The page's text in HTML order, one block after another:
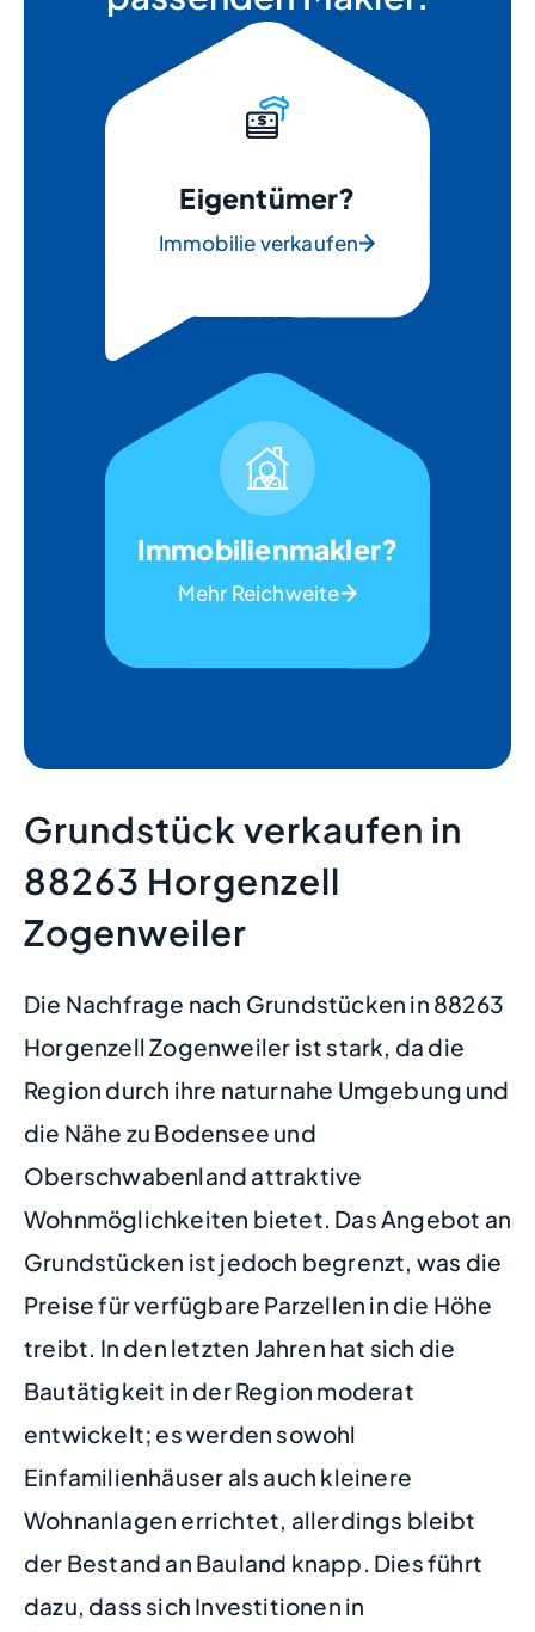
Eigentümer?
Immobilie verkaufen
Immobilienmakler?
Mehr Reichweite
Grundstück verkaufen in
88263 Horgenzell
Zogenweiler
Die Nachfrage nach Grundstücken in 88263
Horgenzell Zogenweiler ist stark, da die
Region durch ihre naturnahe Umgebung und
die Nähe zu Bodensee und
Oberschwabenland attraktive
Wohnmöglichkeiten bietet. Das Angebot an
Grundstücken ist jedoch begrenzt, was die
Preise für verfügbare Parzellen in die Höhe
treibt. In den letzten Jahren hat sich die
Bautätigkeit in der Region moderat
entwickelt; es werden sowohl
Einfamilienhäuser als auch kleinere
Wohnanlagen errichtet, allerdings bleibt
der Bestand an Bauland knapp. Dies führt
dazu, dass sich Investitionen in